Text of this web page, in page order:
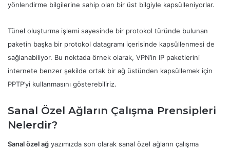
yönlendirme bilgilerine sahip olan bir üst bilgiyle kapsülleniyorlar.
Tünel oluşturma işlemi sayesinde bir protokol türünde bulunan
paketin başka bir protokol datagramı içerisinde kapsüllenmesi de
sağlanabiliyor. Bu noktada örnek olarak, VPN’in IP paketlerini
internete benzer şekilde ortak bir ağ üstünden kapsüllemek için
PPTP’yi kullanmasını gösterebiliriz.
Sanal Özel Ağların Çalışma Prensipleri
Nelerdir?
Sanal özel ağ yazımızda son olarak sanal özel ağların çalışma